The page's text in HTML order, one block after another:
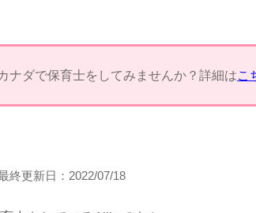
ナダで保育士をしてみませんか？詳細はこ
終更新日： 2022/07/18